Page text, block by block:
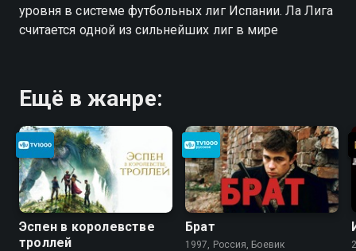
уровня в системе футбольных лиг Испании. Ла Лига
считается одной из сильнейших лиг в мире
Ещё в жанре:
Эспен в королевстве
троллей
Брат
1997, Россия, Боевик